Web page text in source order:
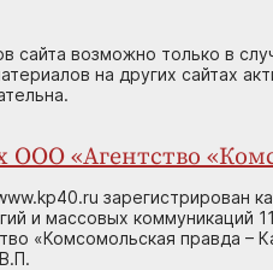
сайта возможно только в
на других сайтах
ООО «Агентство
зарегистрирован
и массовых коммуникаций
«Комсомольская правда –